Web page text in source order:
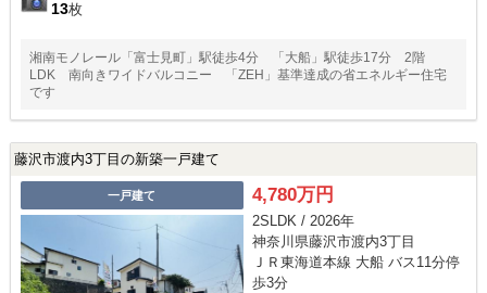
13枚
湘南モノレール「富士見町」駅徒歩4分 「大船」駅徒歩17分 2階
LDK 南向きワイドバルコニー 「ZEH」基準達成の省エネルギー住宅
です
藤沢市渡内3丁目の新築一戸建て
一戸建て 4,780万円
2SLDK / 2026年
神奈川県藤沢市渡内3丁目
ＪＲ東海道本線 大船 バス11分停
歩3分